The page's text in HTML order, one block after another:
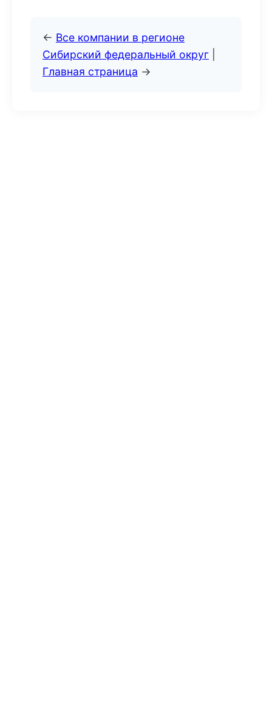
← Все компании в регионе
Сибирский федеральный округ
Главная страница →